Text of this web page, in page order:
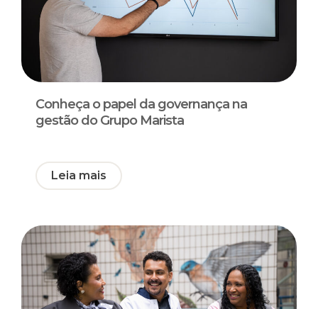
Conheça o papel da governança na
gestão do Grupo Marista
Leia mais